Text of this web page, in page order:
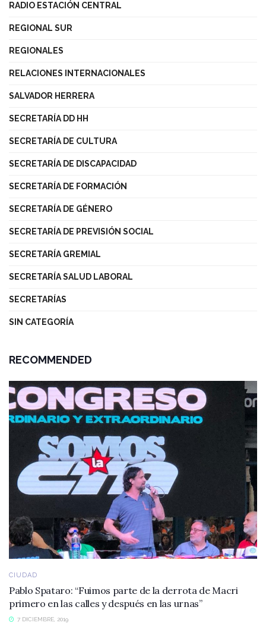
RADIO ESTACIÓN CENTRAL
REGIONAL SUR
REGIONALES
RELACIONES INTERNACIONALES
SALVADOR HERRERA
SECRETARÍA DD HH
SECRETARÍA DE CULTURA
SECRETARÍA DE DISCAPACIDAD
SECRETARÍA DE FORMACIÓN
SECRETARÍA DE GÉNERO
SECRETARÍA DE PREVISIÓN SOCIAL
SECRETARÍA GREMIAL
SECRETARÍA SALUD LABORAL
SECRETARÍAS
SIN CATEGORÍA
RECOMMENDED
CIUDAD
Pablo Spataro: “Fuimos parte de la derrota de Macri
primero en las calles y después en las urnas”
7 DICIEMBRE, 2019